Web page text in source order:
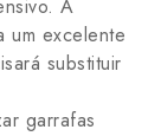
A
um excelente
substituir
garrafas